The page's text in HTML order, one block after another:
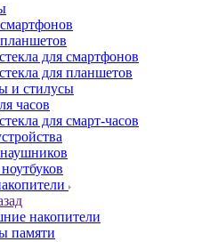
для смартфонов
для планшетов
и стилусы
часов
для смарт-часов
накопители
памяти